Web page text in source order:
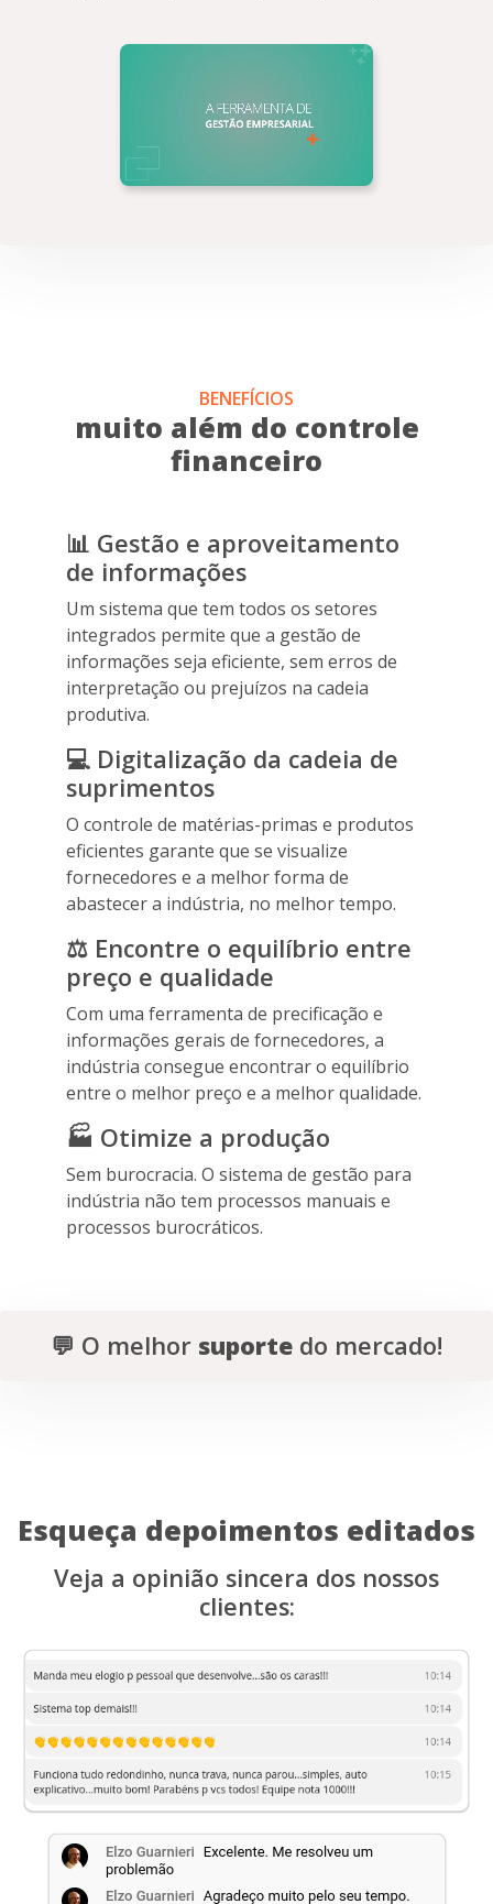
📊 Gestão e aproveitamento
de informações
Um sistema que tem todos os setores
integrados permite que a gestão de
informações seja eficiente, sem erros de
interpretação ou prejuízos na cadeia
produtiva.
💻 Digitalização da cadeia de
suprimentos
O controle de matérias-primas e produtos
eficientes garante que se visualize
fornecedores e a melhor forma de
abastecer a indústria, no melhor tempo.
⚖️ Encontre o equilíbrio entre
preço e qualidade
Com uma ferramenta de precificação e
informações gerais de fornecedores, a
indústria consegue encontrar o equilíbrio
entre o melhor preço e a melhor qualidade.
🏭 Otimize a produção
Sem burocracia. O sistema de gestão para
indústria não tem processos manuais e
processos burocráticos.
BENEFÍCIOS
muito além do controle
financeiro
💬 O melhor suporte do mercado!
Esqueça depoimentos editados
Veja a opinião sincera dos nossos
clientes: